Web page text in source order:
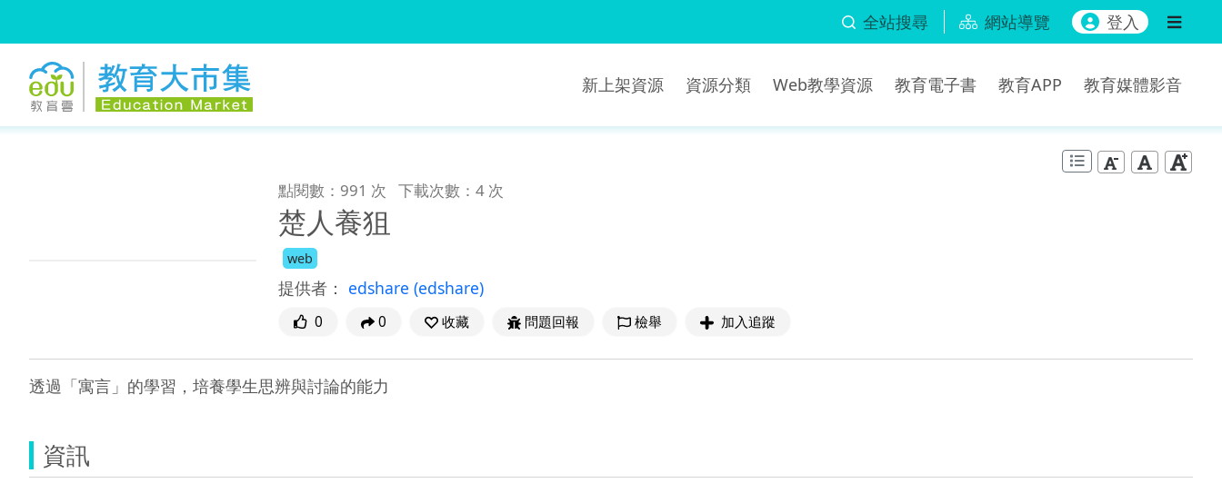
全站搜尋 網站導覽 登入
新上架資源 資源分類 Web教學資源 教育電子書 教育APP 教育媒體影音
點閱數：991 次 下載次數：4 次
楚人養狙
web
提供者： edshare (edshare)
0 0 收藏 問題回報 檢舉 加入追蹤
透過「寓言」的學習，培養學生思辨與討論的能力
資訊